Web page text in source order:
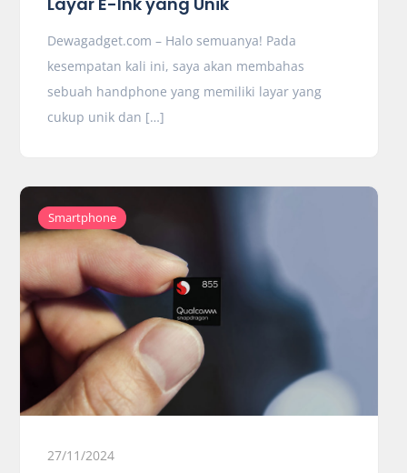
Dewagadget.com – Halo semuanya! Pada
kesempatan kali ini, saya akan membahas
sebuah handphone yang memiliki layar yang
cukup unik dan […]
Smartphone
27/11/2024